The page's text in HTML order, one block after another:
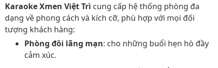
Karaoke Xmen Việt Trì cung cấp hệ thống phòng đa
dạng về phong cách và kích cỡ, phù hợp với mọi đối
tượng khách hàng:
Phòng đôi lãng mạn: cho những buổi hẹn hò đầy
cảm xúc.